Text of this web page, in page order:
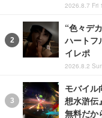
2026.8.7 Fri
“色々デ
ハートフ
イレポ
2026.8.2
モバイル
想水滸伝
無料だか